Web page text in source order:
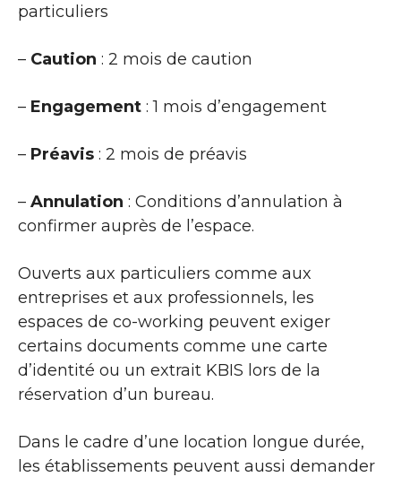
particuliers
– Caution : 2 mois de caution
– Engagement : 1 mois d’engagement
– Préavis : 2 mois de préavis
– Annulation : Conditions d’annulation à
confirmer auprès de l’espace.
Ouverts aux particuliers comme aux
entreprises et aux professionnels, les
espaces de co-working peuvent exiger
certains documents comme une carte
d’identité ou un extrait KBIS lors de la
réservation d’un bureau.
Dans le cadre d’une location longue durée,
les établissements peuvent aussi demander